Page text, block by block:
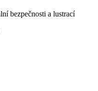
bezpečnosti a lustrací